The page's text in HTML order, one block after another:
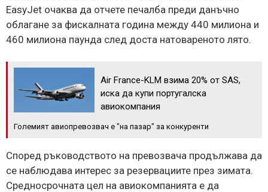
EasyJet очаква да отчете печалба преди данъчно
облагане за фискалната година между 440 милиона и
460 милиона паунда след доста натовареното лято.
Air France-KLM взима 20% ​​от SAS,
иска да купи португалска
авиокомпания
Големият авиопревозвач е "на пазар" за конкуренти
Според ръководството на превозвача продължава да
се наблюдава интерес за резервациите през зимата.
Средносрочната цел на авиокомпанията е да